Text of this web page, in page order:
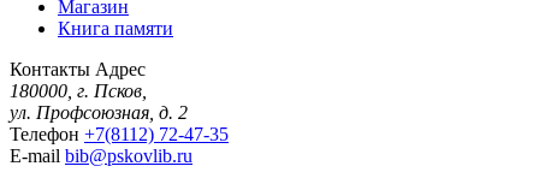
Магазин
Книга памяти
Контакты Адрес
180000, г. Псков,
ул. Профсоюзная, д. 2
Телефон +7(8112) 72-47-35
E-mail bib@pskovlib.ru